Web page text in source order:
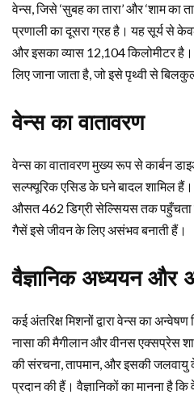
वेन्स, जिसे ‘सुबह का तारा’ और ‘शाम का
प्रणाली का दूसरा ग्रह है। यह सूर्य से
और इसका व्यास 12,104 किलोमीटर
लिए जाना जाता है, जो इसे पृथ्वी से
वेन्स का वातावरण
वेन्स का वातावरण मुख्य रूप से कार्बन
सल्फ्यूरिक एसिड के घने बादल शामिल
औसत 462 डिग्री सेल्सियस तक पहुँचता
गैसें इसे जीवन के लिए असंभव बनाती हैं।
वैज्ञानिक अध्ययन और
कई अंतरिक्ष मिशनों द्वारा वेन्स का
नासा की मैगीलान और वीनस एक्सप्रेस
की संरचना, तापमान, और इसकी जलवायु के
प्रदान की हैं। वैज्ञानिकों का मानना है